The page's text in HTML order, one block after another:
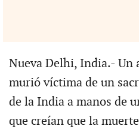
Nueva Delhi, India.- Un
murió víctima de un
de la India a manos de
que creían que la